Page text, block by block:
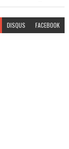
DISQUS FACEBOOK